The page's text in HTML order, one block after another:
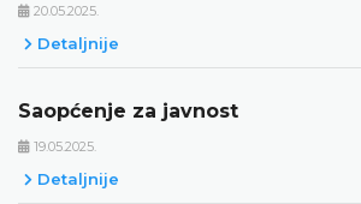
20.05.2025.
Detaljnije
Saopćenje za javnost
19.05.2025.
Detaljnije